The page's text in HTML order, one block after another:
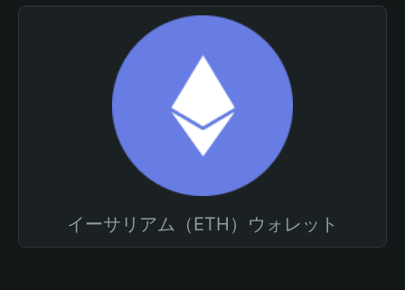
イーサリアム（ETH）ウォレット